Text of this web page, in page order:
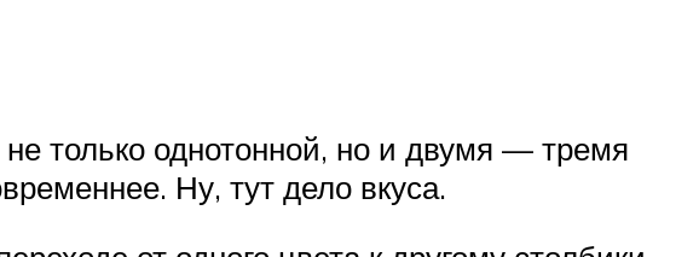
только однотонной, но и двумя — тремя
Ну, тут дело вкуса.